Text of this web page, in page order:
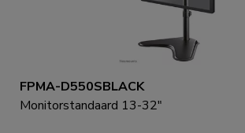
FPMA-D550SBLACK
Monitorstandaard 13-32"